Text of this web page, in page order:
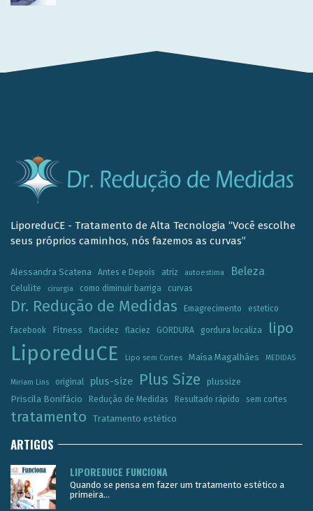
LiporeduCE - Tratamento de Alta Tecnologia “Você escolhe
seus próprios caminhos, nós fazemos as curvas”
Alessandra Scatena Antes e Depois atriz autoestima Beleza
Celulite cirurgia como diminuir barriga curvas
Dr. Redução de Medidas Emagrecimento estetico
facebook Fitness flacidez flaciez GORDURA gordura localiza lipo
LiporeduCE Lipo sem Cortes Maísa Magalhães MEDIDAS
Miriam Lins original plus-size Plus Size
plussize
Priscila Bonifácio
Redução de Medidas Resultado rápido sem cortes
tratamento Tratamento estético
ARTIGOS
LIPOREDUCE FUNCIONA
Quando se pensa em fazer um tratamento estético a
primeira...